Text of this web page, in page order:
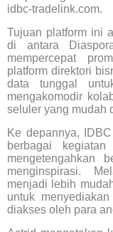
idbc-tradelink.com.
Tujuan platform ini
di antara
mempercepat
platform direktori
data tunggal
mengakomodir
seluler yang mudah
Ke depannya,
berbagai
mengetengahkan
menginspirasi.
menjadi lebih
untuk
diakses oleh para